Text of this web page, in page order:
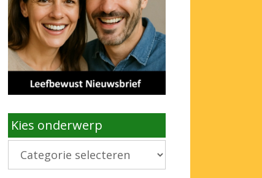
Kies onderwerp
Kies
onderwerp